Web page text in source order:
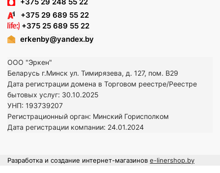
+375 29 689 55 22
+375 25 689 55 22
erkenby@yandex.by
ООО "Эркен"
Беларусь г.Минск ул. Тимирязева, д. 127, пом. В29
Дата регистрации домена в Торговом реестре/Реестре
бытовых услуг: 30.10.2025
УНП: 193739207
Регистрационный орган: Минский Горисполком
Дата регистрации компании: 24.01.2024
Разработка и создание интернет-магазинов e-linershop.by